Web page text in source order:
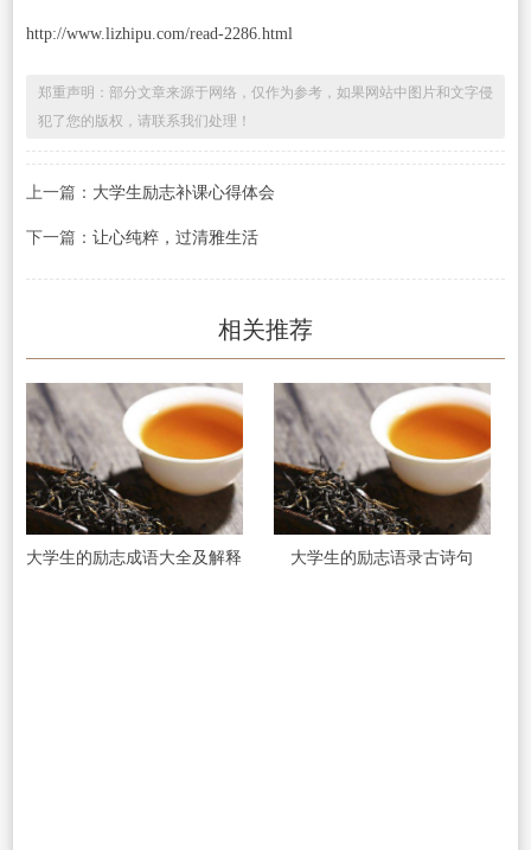
http://www.lizhipu.com/read-2286.html
郑重声明：部分文章来源于网络，仅作为参考，如果网站中图片和文字侵
犯了您的版权，请联系我们处理！
上一篇： 大学生励志补课心得体会
下一篇： 让心纯粹，过清雅生活
相关推荐
大学生的励志成语大全及解释 大学生的励志语录古诗句